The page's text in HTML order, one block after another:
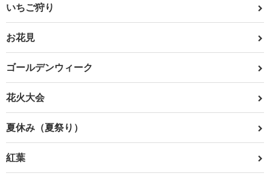
いちご狩り
お花見
ゴールデンウィーク
花火大会
夏休み（夏祭り）
紅葉